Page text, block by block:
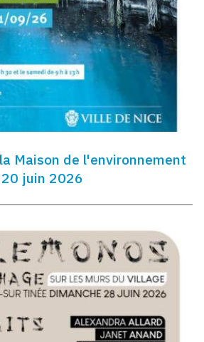
Maison de l'environnement
juin 2026